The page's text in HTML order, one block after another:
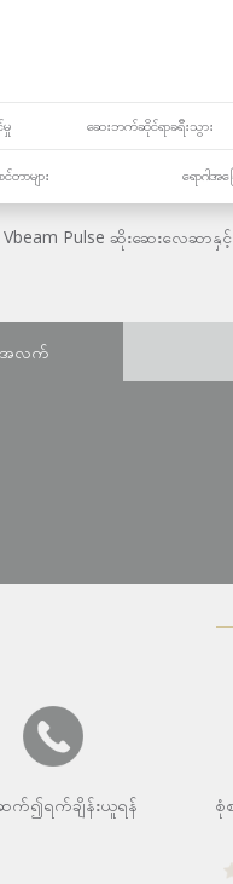
မှု ဆေးဘက်ဆိုင်ရာခရီးသွား
ာများ ရောဂါအ
Vbeam Pulse ဆိုးဆေးလေဆာနှ
အလက်
က်၍ရက်ချိန်းယူရန် စုံ